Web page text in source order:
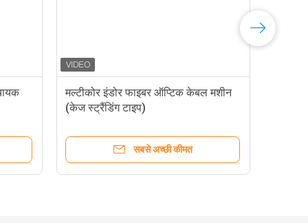
मल्टीकोर इंडोर फाइबर ऑप्टिक केबल मशीन
(केज स्ट्रैंडिंग टाइप)
सबसे अच्छी कीमत